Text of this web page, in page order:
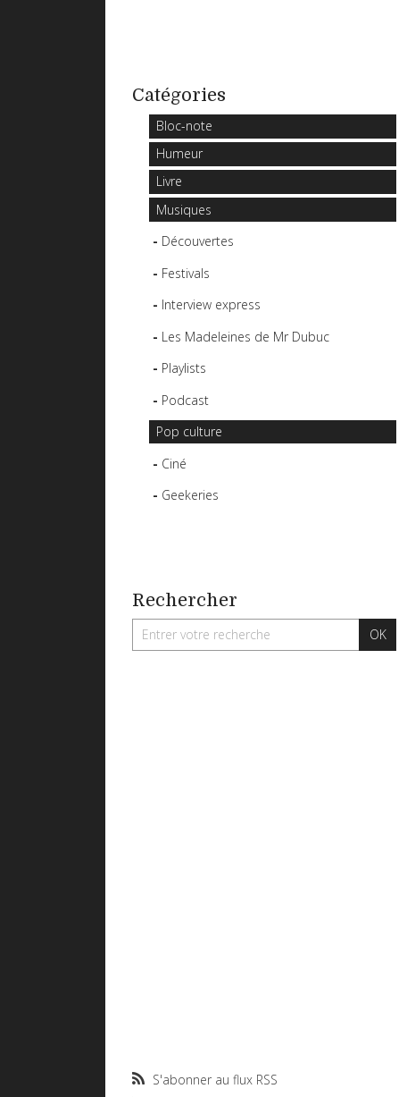
Catégories
Bloc-note
Humeur
Livre
Musiques
Découvertes
Festivals
Interview express
Les Madeleines de Mr Dubuc
Playlists
Podcast
Pop culture
Ciné
Geekeries
Rechercher
S'abonner au flux RSS